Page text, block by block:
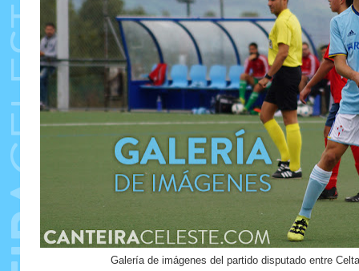
Galería de imágenes del partido disputado entre